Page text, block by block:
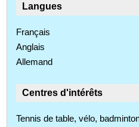
Langues
Français
Anglais
Allemand
Centres d'intérêts
Tennis de table, vélo,